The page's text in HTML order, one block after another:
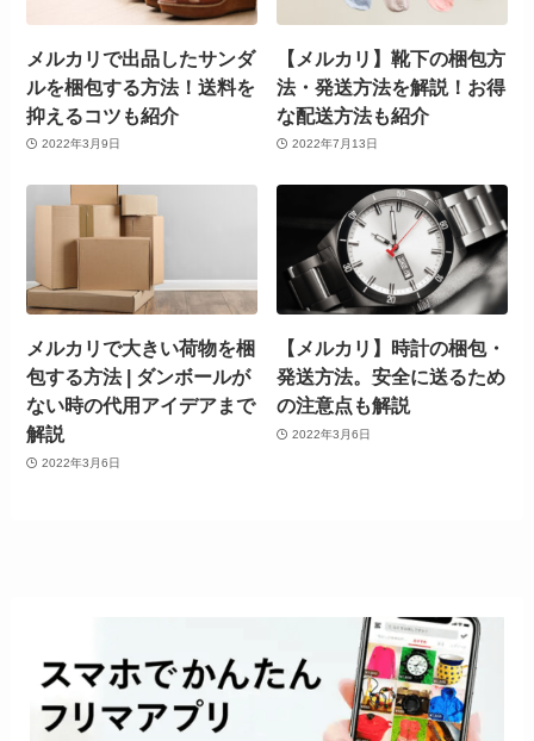
メルカリで出品したサンダ
ルを梱包する方法！送料を
抑えるコツも紹介
2022年3月9日
【メルカリ】靴下の梱包方
法・発送方法を解説！お得
な配送方法も紹介
2022年7月13日
メルカリで大きい荷物を梱
包する方法 | ダンボールが
ない時の代用アイデアまで
解説
2022年3月6日
【メルカリ】時計の梱包・
発送方法。安全に送るため
の注意点も解説
2022年3月6日